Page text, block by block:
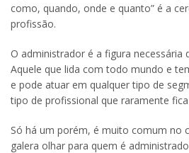
como, quando, onde e quanto” é a
profissão.
O administrador é a figura necessária
Aquele que lida com todo mundo e
e pode atuar em qualquer tipo de
tipo de profissional que raramente
Só há um porém, é muito comum no
galera olhar para quem é